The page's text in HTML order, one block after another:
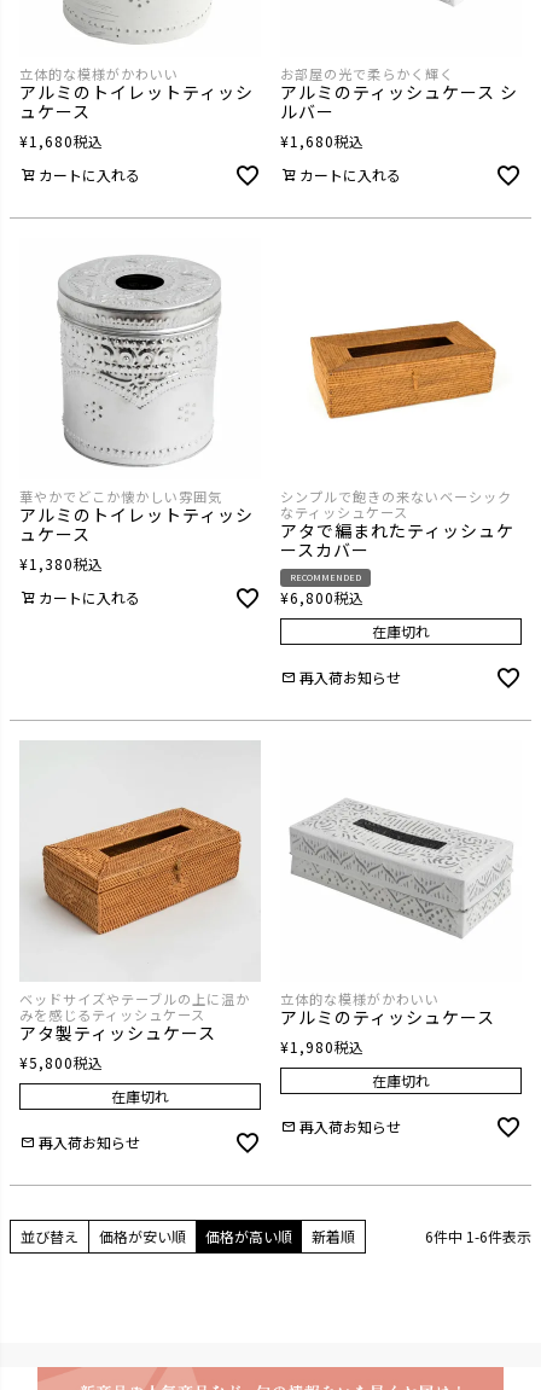
立体的な模様がかわいい
アルミのトイレットティッシ
ュケース
¥1,680税込
カートに入れる
お部屋の光で柔らかく輝く
アルミのティッシュケース シ
ルバー
¥1,680税込
カートに入れる
華やかでどこか懐かしい雰囲気
アルミのトイレットティッシ
ュケース
¥1,380税込
カートに入れる
シンプルで飽きの来ないベーシック
なティッシュケース
アタで編まれたティッシュケ
ースカバー
RECOMMENDED
¥6,800税込
在庫切れ
再入荷お知らせ
ベッドサイズやテーブルの上に温か
みを感じるティッシュケース
アタ製ティッシュケース
¥5,800税込
在庫切れ
再入荷お知らせ
立体的な模様がかわいい
アルミのティッシュケース
¥1,980税込
在庫切れ
再入荷お知らせ
並び替え 価格が安い順 価格が高い順 新着順 6件中 1-6件表示